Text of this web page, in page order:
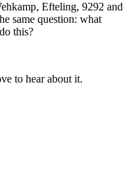
Efteling, 9292 and
same question: what
this?
to hear about it.